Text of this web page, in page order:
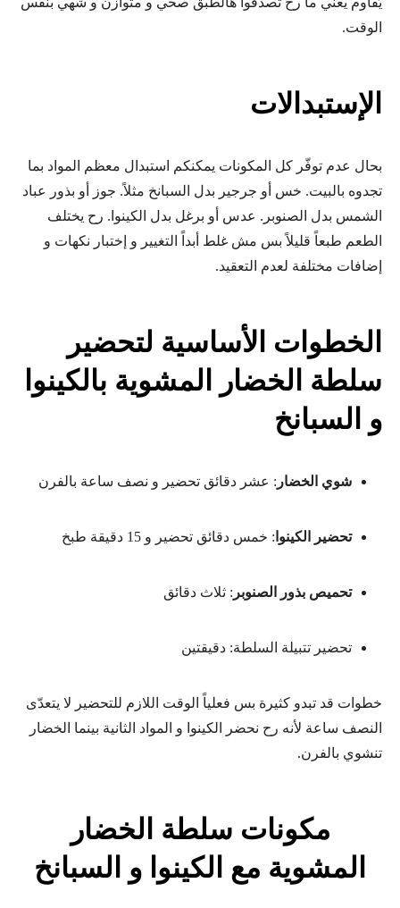
الوقت.
الإستبدالات
بحال عدم توفّر كل المكونات يمكنكم استبدال معظم المواد بما
تجدوه بالبيت. خس أو جرجير بدل السبانخ مثلاً. جوز أو بذور عباد
الشمس بدل الصنوبر. عدس أو برغل بدل الكينوا. رح يختلف
الطعم طبعاً قليلاً بس مش غلط أبداً التغيير و إختبار نكهات و
إضافات مختلفة لعدم التعقيد.
الخطوات الأساسية لتحضير
سلطة الخضار المشوية بالكينوا
و السبانخ
شوي الخضار : عشر دقائق تحضير و نصف ساعة بالفرن
تحضير الكينوا : خمس دقائق تحضير و 15 دقيقة طبخ
تحميص بذور الصنوبر : ثلاث دقائق
تحضير تتبيلة السلطة: دقيقتين
خطوات قد تبدو كثيرة بس فعلياً الوقت اللازم للتحضير لا يتعدّى
النصف ساعة لأنه رح نحضر الكينوا و المواد الثانية بينما الخضار
تنشوي بالفرن.
مكونات سلطة الخضار
المشوية مع الكينوا و السبانخ